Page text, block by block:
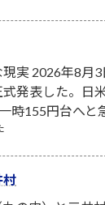
実 2026年8月
発表した。日
155円台へと
村